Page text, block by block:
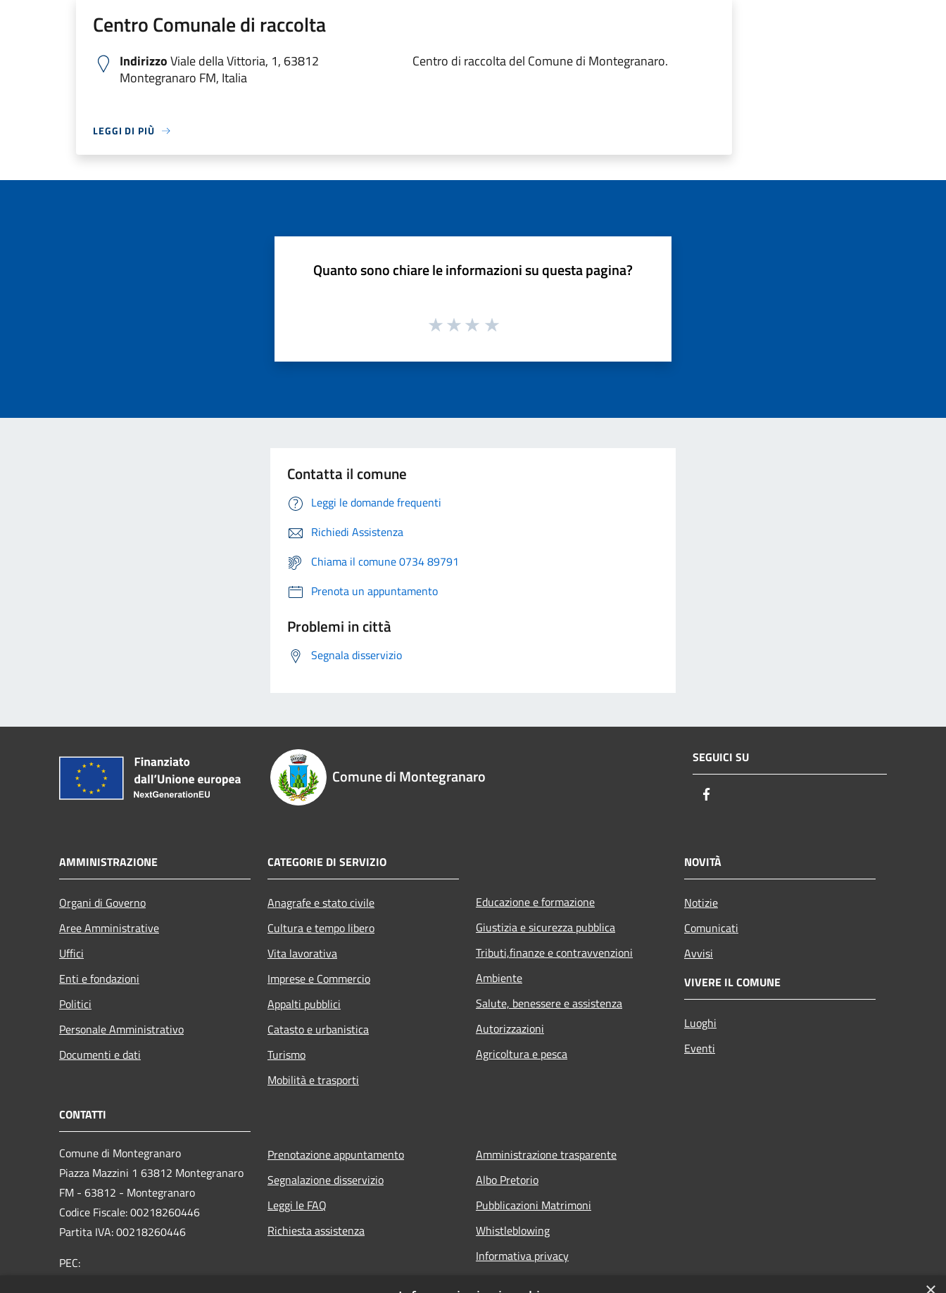
Centro Comunale di raccolta
IndirizzoViale della Vittoria, 1, 63812
Montegranaro FM, Italia
Centro di raccolta del Comune di Montegranaro.
LEGGI DI PIÙ
Quanto sono chiare le informazioni su questa pagina?
Contatta il comune
Leggi le domande frequenti
Richiedi Assistenza
Chiama il comune 0734 89791
Prenota un appuntamento
Problemi in città
Segnala disservizio
Comune di Montegranaro
SEGUICI SU
AMMINISTRAZIONE
Organi di Governo
Aree Amministrative
Uffici
Enti e fondazioni
Politici
Personale Amministrativo
Documenti e dati
CATEGORIE DI SERVIZIO
Anagrafe e stato civile
Cultura e tempo libero
Vita lavorativa
Imprese e Commercio
Appalti pubblici
Catasto e urbanistica
Turismo
Mobilità e trasporti
Educazione e formazione
Giustizia e sicurezza pubblica
Tributi,finanze e contravvenzioni
Ambiente
Salute, benessere e assistenza
Autorizzazioni
Agricoltura e pesca
NOVITÀ
Notizie
Comunicati
Avvisi
VIVERE IL COMUNE
Luoghi
Eventi
CONTATTI
Comune di Montegranaro
Piazza Mazzini 1 63812 Montegranaro
FM - 63812 - Montegranaro
Codice Fiscale: 00218260446
Partita IVA: 00218260446
PEC:
Prenotazione appuntamento
Segnalazione disservizio
Leggi le FAQ
Richiesta assistenza
Amministrazione trasparente
Albo Pretorio
Pubblicazioni Matrimoni
Whistleblowing
Informativa privacy